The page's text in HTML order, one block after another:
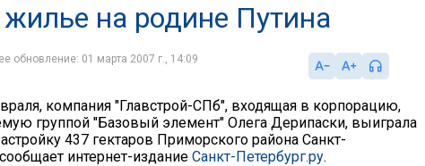
на родине Путина
обновление: 01 марта 2007 г., 14:09
компания "Главстрой-СПб", входящая в корпорацию,
группой "Базовый элемент" Олега Дерипаски, выиграла
437 гектаров Приморского района Санкт-
интернет-издание Санкт-Петербург.ру.